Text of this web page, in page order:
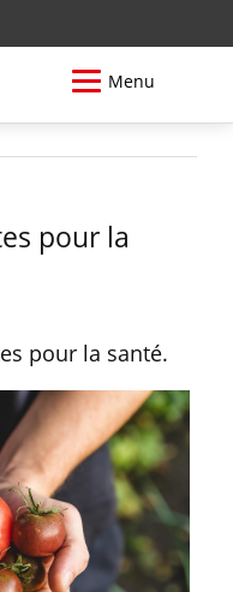
Menu
pour la
pour la santé.